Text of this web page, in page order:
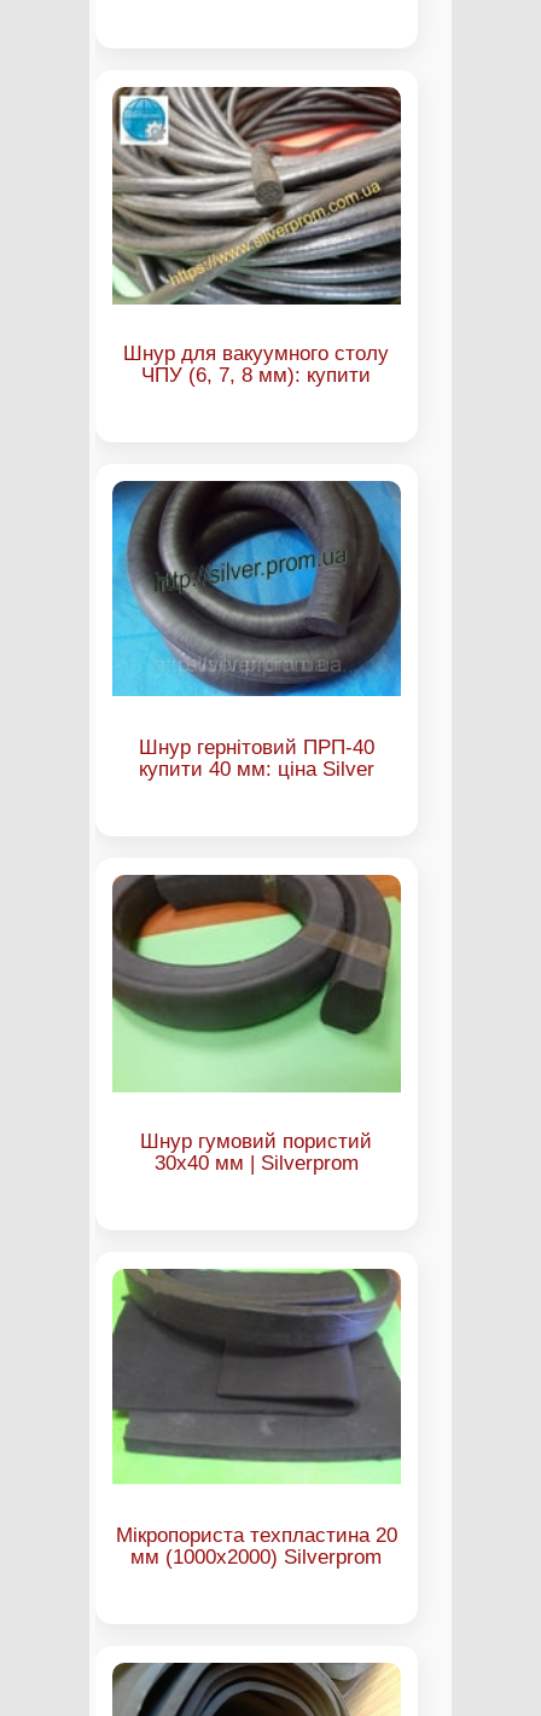
Шнур для вакуумного столу
ЧПУ (6, 7, 8 мм): купити
Шнур гернітовий ПРП-40
купити 40 мм: ціна Silver
Шнур гумовий пористий
30х40 мм | Silverprom
Мікропориста техпластина 20
мм (1000х2000) Silverprom